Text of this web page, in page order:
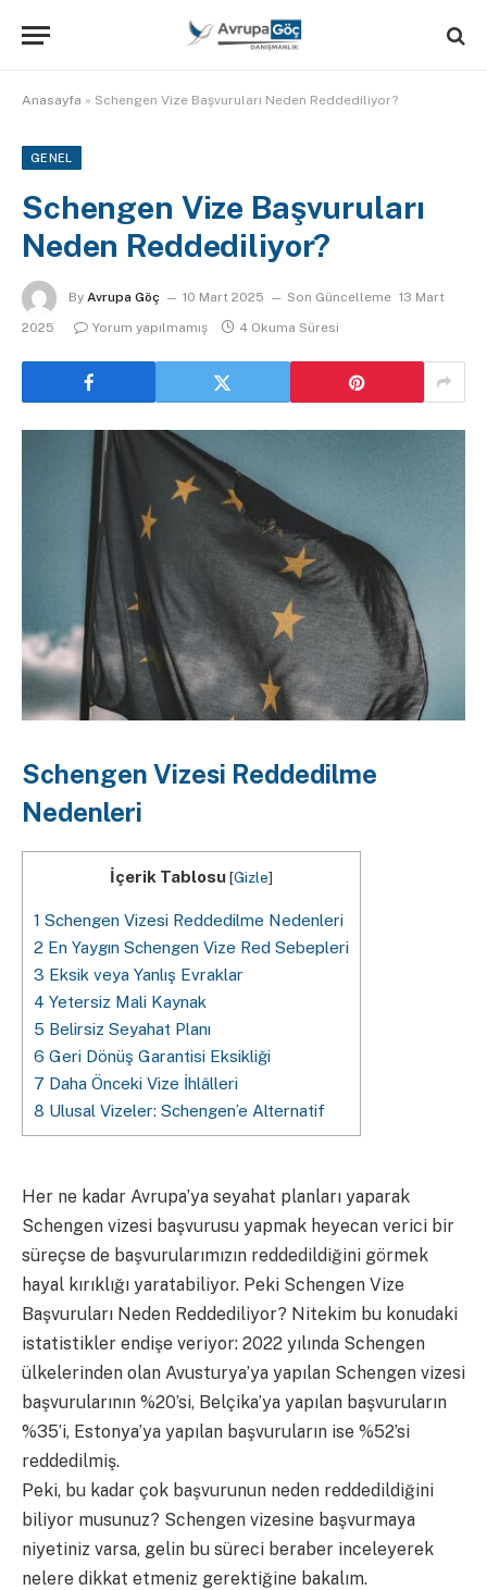
Anasayfa » Schengen Vize Başvuruları Neden Reddediliyor?
GENEL
Schengen Vize Başvuruları
Neden Reddediliyor?
By Avrupa Göç 10 Mart 2025 Son Güncelleme 13 Mart
2025
Yorum yapılmamış 4 Okuma Süresi
Schengen Vizesi Reddedilme
Nedenleri
İçerik Tablosu[Gizle]
1 Schengen Vizesi Reddedilme Nedenleri
2 En Yaygın Schengen Vize Red Sebepleri
3 Eksik veya Yanlış Evraklar
4 Yetersiz Mali Kaynak
5 Belirsiz Seyahat Planı
6 Geri Dönüş Garantisi Eksikliği
7 Daha Önceki Vize İhlâlleri
8 Ulusal Vizeler: Schengen’e Alternatif
Her ne kadar Avrupa’ya seyahat planları yaparak
Schengen vizesi başvurusu yapmak heyecan verici bir
süreçse de başvurularımızın reddedildiğini görmek
hayal kırıklığı yaratabiliyor. Peki Schengen Vize
Başvuruları Neden Reddediliyor? Nitekim bu konudaki
istatistikler endişe veriyor: 2022 yılında Schengen
ülkelerinden olan Avusturya’ya yapılan Schengen vizesi
başvurularının %20’si, Belçika’ya yapılan başvuruların
%35’i, Estonya’ya yapılan başvuruların ise %52’si
reddedilmiş.
Peki, bu kadar çok başvurunun neden reddedildiğini
biliyor musunuz? Schengen vizesine başvurmaya
niyetiniz varsa, gelin bu süreci beraber inceleyerek
nelere dikkat etmeniz gerektiğine bakalım.